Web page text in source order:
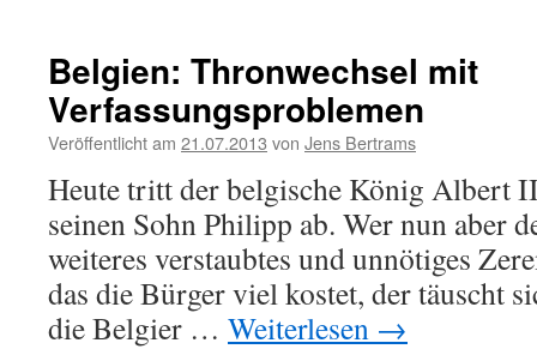
Belgien: Thronwechsel mit
Verfassungsproblemen
Veröffentlicht am 21.07.2013 von Jens Bertrams
Heute tritt der belgische König Albert
seinen Sohn Philipp ab. Wer nun aber
weiteres verstaubtes und unnötiges
das die Bürger viel kostet, der täuscht
die Belgier … Weiterlesen →